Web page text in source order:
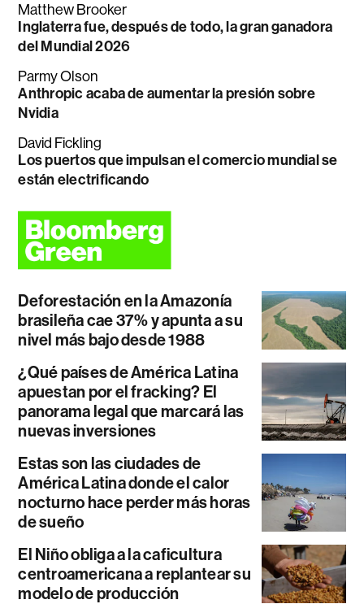
Matthew Brooker
Inglaterra fue, después de todo, la gran ganadora
del Mundial 2026
Parmy Olson
Anthropic acaba de aumentar la presión sobre
Nvidia
David Fickling
Los puertos que impulsan el comercio mundial se
están electrificando
Deforestación en la Amazonía
brasileña cae 37% y apunta a su
nivel más bajo desde 1988
¿Qué países de América Latina
apuestan por el fracking? El
panorama legal que marcará las
nuevas inversiones
Estas son las ciudades de
América Latina donde el calor
nocturno hace perder más horas
de sueño
El Niño obliga a la caficultura
centroamericana a replantear su
modelo de producción